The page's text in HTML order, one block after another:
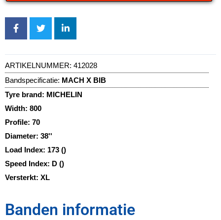
ARTIKELNUMMER: 412028
Bandspecificatie: MACH X BIB
Tyre brand: MICHELIN
Width: 800
Profile: 70
Diameter: 38''
Load Index: 173 ()
Speed Index: D ()
Versterkt: XL
Banden informatie